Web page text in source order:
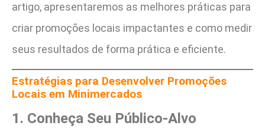
artigo, apresentaremos as melhores práticas para
criar promoções locais impactantes e como medir
seus resultados de forma prática e eficiente.
Estratégias para Desenvolver Promoções
Locais em Minimercados
1. Conheça Seu Público-Alvo